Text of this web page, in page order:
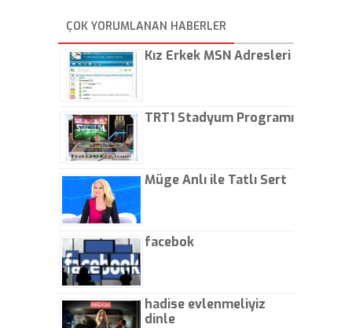
kaptırıyorsunuz. - Kayhan
Gezenti
ÇOK YORUMLANAN HABERLER
Kız Erkek MSN Adresleri
TRT1 Stadyum Programı
Müge Anlı ile Tatlı Sert
facebok
hadise evlenmeliyiz
dinle